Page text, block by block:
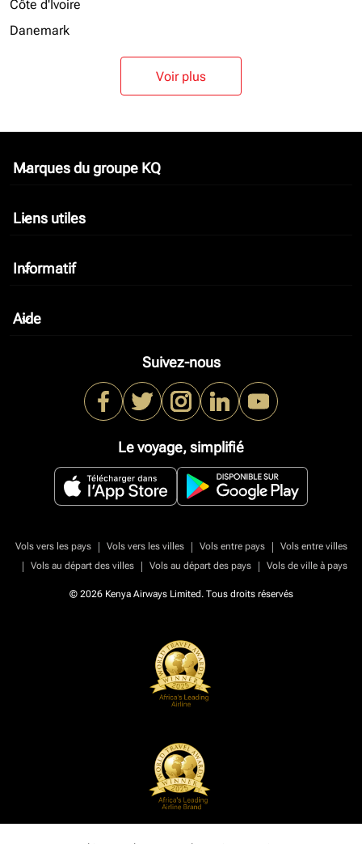
Côte d'Ivoire
Danemark
Voir plus
Marques du groupe KQ
keyboard_arrow_down
Liens utiles
keyboard_arrow_down
Informatif
keyboard_arrow_down
Aide
keyboard_arrow_down
Suivez-nous
Le voyage, simplifié
Vols vers les pays | Vols vers les villes | Vols entre pays |
Vols entre villes
|
Vols au départ des villes | Vols au départ des pays | Vols de ville à pays
© 2026 Kenya Airways Limited. Tous droits réservés